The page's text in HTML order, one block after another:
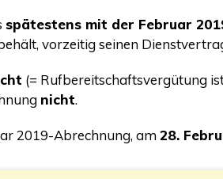
spä­tes­tens mit der Febru­ar
vor­zei­tig sei­nen
(= Ruf­be­reit­schafts­ver­gü­tung
nicht.
2019-Abrech­nung, am28.